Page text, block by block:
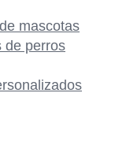
mascotas
de perros